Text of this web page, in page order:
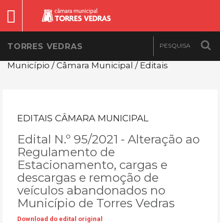
TORRES VEDRAS
Município / Câmara Municipal / Editais
EDITAIS CÂMARA MUNICIPAL
Edital N.º 95/2021 - Alteração ao
Regulamento de
Estacionamento, cargas e
descargas e remoção de
veículos abandonados no
Município de Torres Vedras
Download do edital original